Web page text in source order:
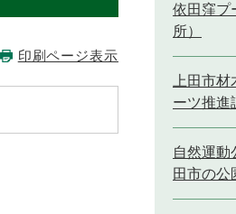
印刷ページ表示
依田窪プ
所）
上田市
ーツ推進
自然運動
田市の公